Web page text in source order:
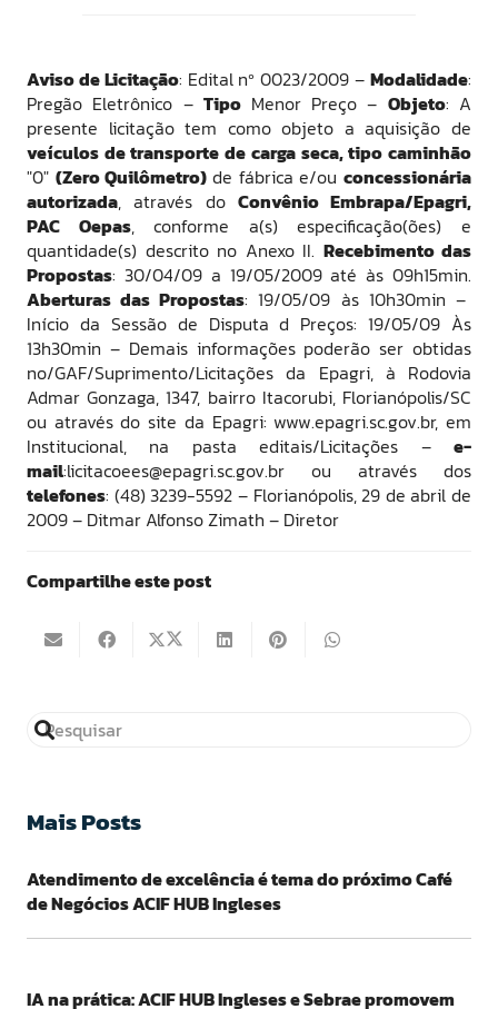
Aviso de Licitação: Edital nº 0023/2009 –Modalidade:
Pregão Eletrônico –Tipo Menor Preço – Objeto: A
presente licitação tem como objeto a aquisição de
veículos de transporte de carga seca, tipo caminhão
"0" (Zero Quilômetro)de fábrica e/ouconcessionária
autorizada, através do Convênio Embrapa/Epagri,
PAC Oepas, conforme a(s) especificação(ões) e
quantidade(s) descrito no Anexo II. Recebimento das
Propostas: 30/04/09 a 19/05/2009 até às 09h15min.
Aberturas das Propostas: 19/05/09 às 10h30min –
Início da Sessão de Disputa d Preços: 19/05/09 Às
13h30min – Demais informações poderão ser obtidas
no/GAF/Suprimento/Licitações da Epagri, à Rodovia
Admar Gonzaga, 1347, bairro Itacorubi, Florianópolis/SC
ou através do site da Epagri: www.epagri.sc.gov.br, em
Institucional, na pasta editais/Licitações – e-
mail:licitacoees@epagri.sc.gov.br ou através dos
telefones: (48) 3239-5592 – Florianópolis, 29 de abril de
2009 – Ditmar Alfonso Zimath – Diretor
Compartilhe este post
Mais Posts
Atendimento de excelência é tema do próximo Café
de Negócios ACIF HUB Ingleses
IA na prática: ACIF HUB Ingleses e Sebrae promovem